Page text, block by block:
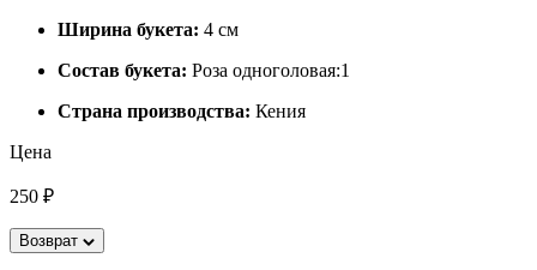
Ширина букета: 4 см
Состав букета: Роза одноголовая:1
Страна производства: Кения
Цена
250 ₽
Возврат